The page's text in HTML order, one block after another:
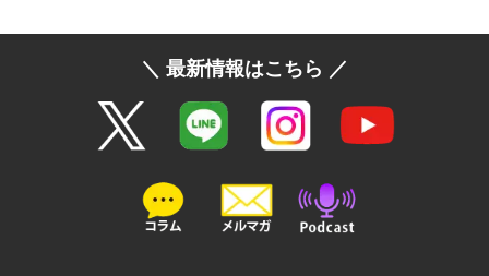
＼ 最新情報はこちら ／